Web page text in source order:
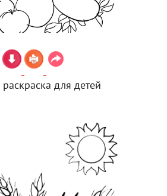
для детей